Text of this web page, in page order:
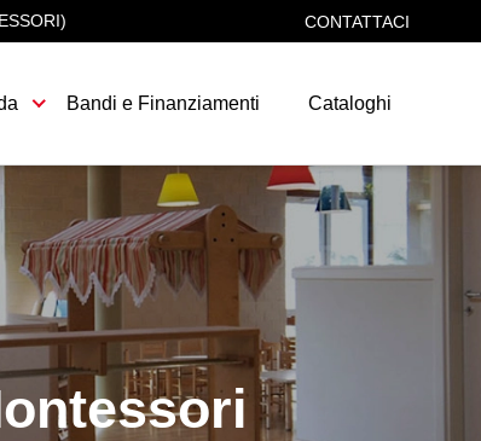
CONTATTACI
Bandi e Finanziamenti Cataloghi